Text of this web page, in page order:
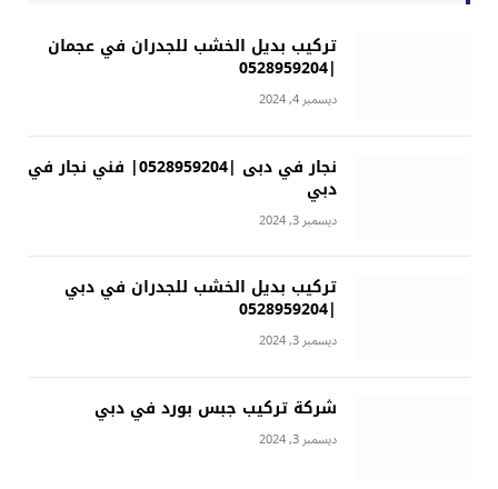
تركيب بديل الخشب للجدران في عجمان
|0528959204
ديسمبر 4, 2024
نجار في دبى |0528959204| فني نجار في
دبي
ديسمبر 3, 2024
تركيب بديل الخشب للجدران في دبي
|0528959204
ديسمبر 3, 2024
شركة تركيب جبس بورد في دبي
ديسمبر 3, 2024